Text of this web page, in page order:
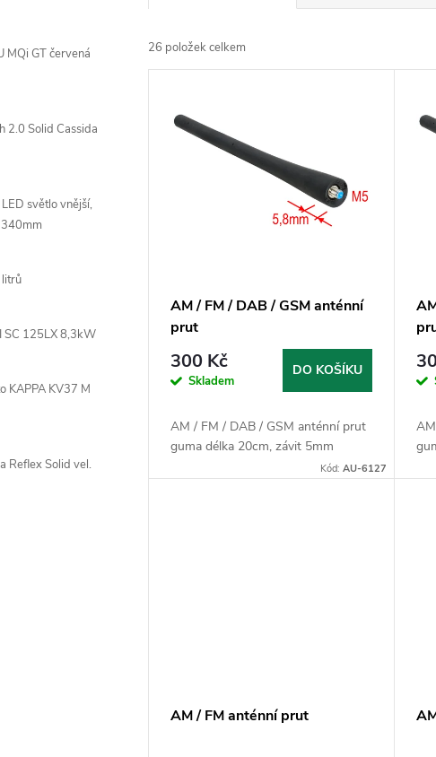
MQi GT červená
2.0 Solid Cassida
světlo vnější,
litrů
SC 125LX 8,3kW
KAPPA KV37 M
Reflex Solid vel.
a
z
k
26 položek celkem
u
AM / FM / DAB / GSM anténní
prut
300 Kč
Skladem
DO KOŠÍKU
AM / FM / DAB / GSM anténní prut
guma délka 20cm, závit 5mm
Kód:AU-6127
AM / FM anténní prut